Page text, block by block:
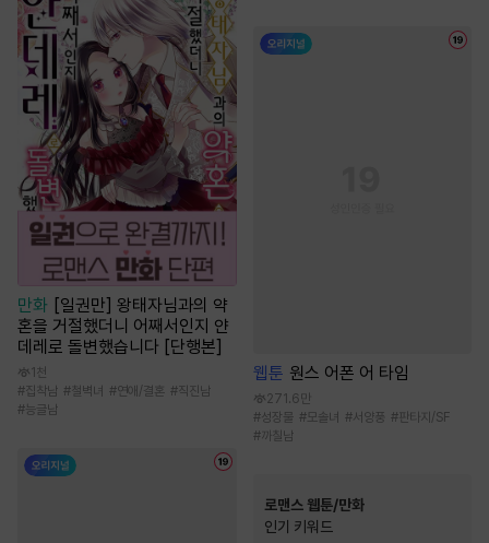
만화
[일권만] 왕태자님과의 약
혼을 거절했더니 어째서인지 얀
데레로 돌변했습니다 [단행본]
1천
#집착남 #철벽녀 #연애/결혼 #직진남
#능글남
웹툰 원스 어폰 어 타임
271.6만
#성장물 #모솔녀 #서양풍 #판타지/SF
#까칠남
로맨스 웹툰/만화
인기 키워드